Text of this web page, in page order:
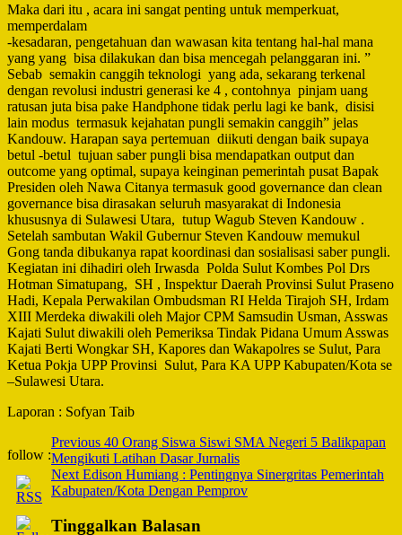
Maka dari itu , acara ini sangat penting untuk memperkuat,
memperdalam
-kesadaran, pengetahuan dan wawasan kita tentang hal-hal mana
yang yang bisa dilakukan dan bisa mencegah pelanggaran ini. ”
Sebab semakin canggih teknologi yang ada, sekarang terkenal
dengan revolusi industri generasi ke 4 , contohnya pinjam uang
ratusan juta bisa pake Handphone tidak perlu lagi ke bank, disisi
lain modus termasuk kejahatan pungli semakin canggih” jelas
Kandouw. Harapan saya pertemuan diikuti dengan baik supaya
betul -betul tujuan saber pungli bisa mendapatkan output dan
outcome yang optimal, supaya keinginan pemerintah pusat Bapak
Presiden oleh Nawa Citanya termasuk good governance dan clean
governance bisa dirasakan seluruh masyarakat di Indonesia
khususnya di Sulawesi Utara, tutup Wagub Steven Kandouw .
Setelah sambutan Wakil Gubernur Steven Kandouw memukul
Gong tanda dibukanya rapat koordinasi dan sosialisasi saber pungli.
Kegiatan ini dihadiri oleh Irwasda Polda Sulut Kombes Pol Drs
Hotman Simatupang, SH , Inspektur Daerah Provinsi Sulut Praseno
Hadi, Kepala Perwakilan Ombudsman RI Helda Tirajoh SH, Irdam
XIII Merdeka diwakili oleh Major CPM Samsudin Usman, Asswas
Kajati Sulut diwakili oleh Pemeriksa Tindak Pidana Umum Asswas
Kajati Berti Wongkar SH, Kapores dan Wakapolres se Sulut, Para
Ketua Pokja UPP Provinsi Sulut, Para KA UPP Kabupaten/Kota se
–Sulawesi Utara.
Laporan : Sofyan Taib
follow :
Post
Navigation
Previous 40 Orang Siswa Siswi SMA Negeri 5 Balikpapan
Mengikuti Latihan Dasar Jurnalis
Next Edison Humiang : Pentingnya Sinergritas Pemerintah
Kabupaten/Kota Dengan Pemprov
Tinggalkan Balasan